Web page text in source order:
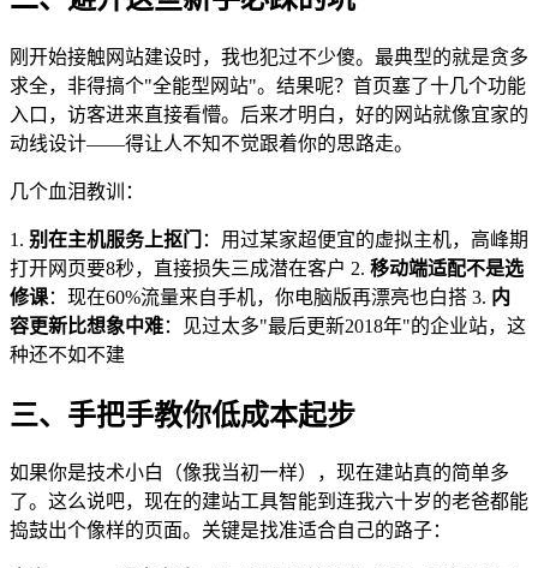
刚开始接触网站建设时，我也犯过不少傻。最典型的就是贪多
求全，非得搞个"全能型网站"。结果呢？首页塞了十几个功能
入口，访客进来直接看懵。后来才明白，好的网站就像宜家的
动线设计——得让人不知不觉跟着你的思路走。
几个血泪教训：
1. 别在主机服务上抠门
：用过某家超便宜的虚拟主机，高峰期
打开网页要8秒，直接损失三成潜在客户 2. 移动端适配不是选
修课：现在60%流量来自手机，你电脑版再漂亮也白搭 3. 内
容更新比想象中难：见过太多"最后更新2018年"的企业站，这
种还不如不建
三、手把手教你低成本起步
如果你是技术小白（像我当初一样），现在建站真的简单多
了。这么说吧，现在的建站工具智能到连我六十岁的老爸都能
捣鼓出个像样的页面。关键是找准适合自己的路子：